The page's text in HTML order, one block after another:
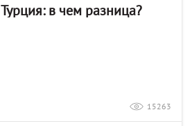
в чем разница?
15263